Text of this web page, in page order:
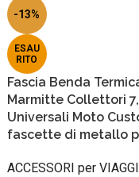
-13%
ESAU
RITO
Fascia Benda
Marmitte Collettori
Universali Moto
fascette di metallo
ACCESSORI per